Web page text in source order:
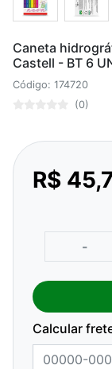
Caneta
Castell - BT 6
Código: 174720
(0)
R$
-
Calcular